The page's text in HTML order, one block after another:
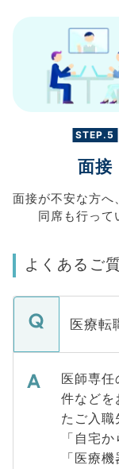
STEP.5
面接
面接が不安な方へ、
同席も行って
よくあるご
医療転
医師専
件などを
たご入職
「自宅
「医療